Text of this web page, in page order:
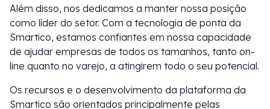
Além disso, nos dedicamos a manter nossa posição
como líder do setor. Com a tecnologia de ponta da
Smartico, estamos confiantes em nossa capacidade
de ajudar empresas de todos os tamanhos, tanto on-
line quanto no varejo, a atingirem todo o seu potencial.
Os recursos e o desenvolvimento da plataforma da
Smartico são orientados principalmente pelas